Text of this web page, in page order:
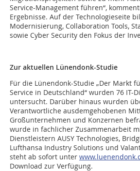
Service-Management führen“,
Ergebnisse. Auf der Technologieseite
Modernisierung, Collaboration Tools,
sowie Cyber Security den Fokus der
Zur aktuellen Lünendonk-Studie
Für die Lünendonk-Studie „Der Markt
Service in Deutschland“ wurden 76 IT-
untersucht. Darüber hinaus wurden
Verantwortliche ausdemgehobenen
Großunternehmen und Konzernen
wurde in fachlicher Zusammenarbeit
Dienstleistern AUSY Technologies,
Lufthansa Industry Solutions und
steht ab sofort unter
Download zur Verfügung.